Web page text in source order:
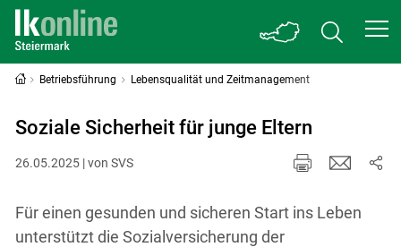
Betriebsführung Lebensqualität und Zeitmanagement
Soziale Sicherheit für junge Eltern
26.05.2025 | von SVS
Für einen gesunden und sicheren Start ins Leben
unterstützt die Sozialversicherung der